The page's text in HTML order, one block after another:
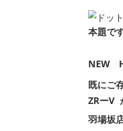
本題で
既にご
ZRーV
羽場坂